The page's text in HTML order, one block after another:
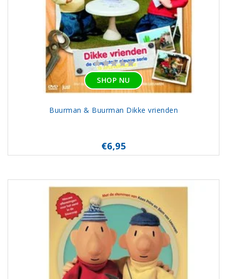
SHOP NU
Buurman & Buurman Dikke vrienden
€6,95